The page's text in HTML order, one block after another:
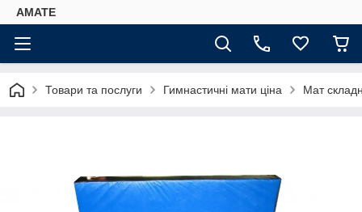
AMATE
Товари та послуги Гимнастичні мати ціна Мат